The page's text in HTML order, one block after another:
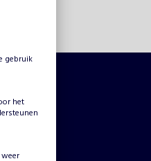
gebruik
het